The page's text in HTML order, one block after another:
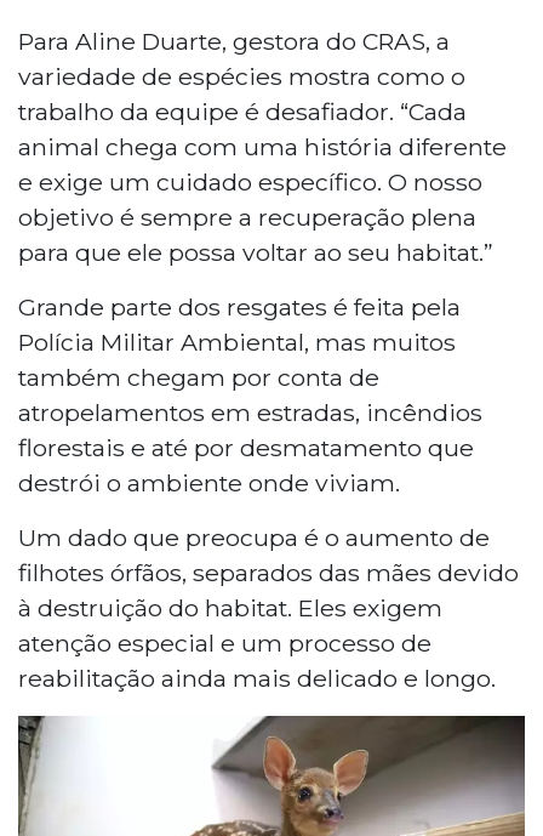
Para Aline Duarte, gestora do CRAS, a
variedade de espécies mostra como o
trabalho da equipe é desafiador. “Cada
animal chega com uma história diferente
e exige um cuidado específico. O nosso
objetivo é sempre a recuperação plena
para que ele possa voltar ao seu habitat.”
Grande parte dos resgates é feita pela
Polícia Militar Ambiental, mas muitos
também chegam por conta de
atropelamentos em estradas, incêndios
florestais e até por desmatamento que
destrói o ambiente onde viviam.
Um dado que preocupa é o aumento de
filhotes órfãos, separados das mães devido
à destruição do habitat. Eles exigem
atenção especial e um processo de
reabilitação ainda mais delicado e longo.